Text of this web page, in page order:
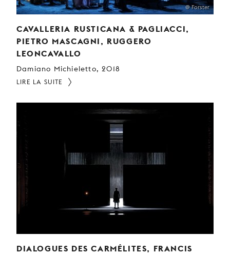
@ Forster
CAVALLERIA RUSTICANA & PAGLIACCI,
PIETRO MASCAGNI, RUGGERO
LEONCAVALLO
Damiano Michieletto, 2018
LIRE LA SUITE
DIALOGUES DES CARMÉLITES, FRANCIS